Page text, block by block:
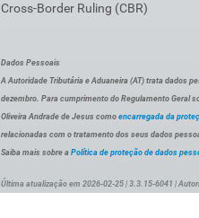
Cross-Border Ruling (CBR)
Dados Pessoais
A Autoridade Tributária e Aduaneira (AT) trata dados
dezembro. Para cumprimento do Regulamento Geral
Oliveira Andrade de Jesus como encarregada da
relacionadas com o tratamento dos seus dados
Saiba mais sobre a Política de proteção de dados
Última atualização em 2026-02-25 | 3.3.15-6041 |